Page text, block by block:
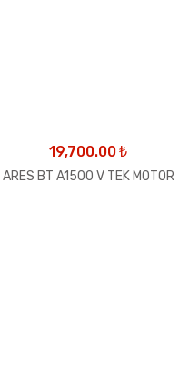
19,700.00₺
ARES BT A1500 V TEK MOTOR